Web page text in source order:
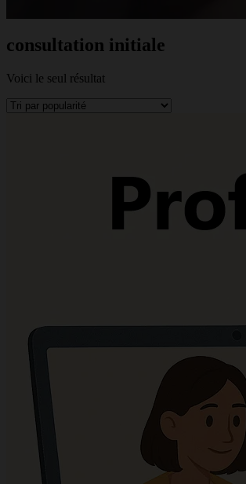
consultation initiale
Voici le seul résultat